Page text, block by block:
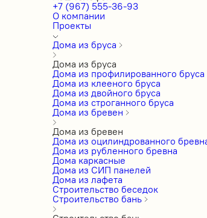
+7 (967) 555-36-93
О компании
Проекты
Дома из бруса
Дома из бруса
Дома из профилированного бруса
Дома из клееного бруса
Дома из двойного бруса
Дома из строганного бруса
Дома из бревен
Дома из бревен
Дома из оцилиндрованного
Дома из рубленного бревна
Дома каркасные
Дома из СИП панелей
Дома из лафета
Строительство беседок
Строительство бань